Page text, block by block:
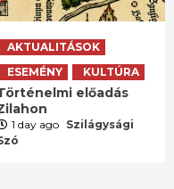
AKTUALITÁSOK
ESEMÉNY
KULTÚRA
előadás
1 day ago Szilágysági